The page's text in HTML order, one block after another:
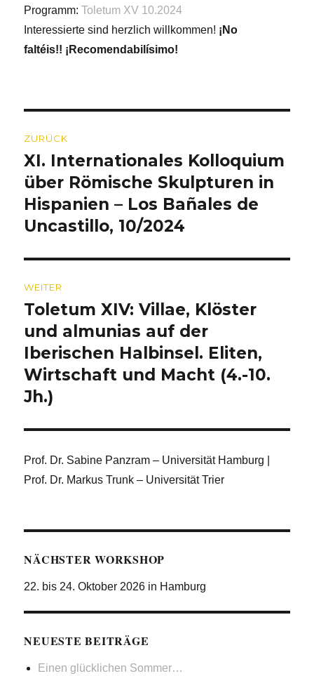
Programm:Toletum XV 10.2024
Interessierte sind herzlich willkommen! ¡No
faltéis!! ¡Recomendabilísimo!
ZURÜCK
Vorheriger
Beitrag:
XI. Internationales Kolloquium
über Römische Skulpturen in
Hispanien – Los Bañales de
Uncastillo, 10/2024
WEITER
Nächster
Beitrag:
Toletum XIV: Villae, Klöster
und almunias auf der
Iberischen Halbinsel. Eliten,
Wirtschaft und Macht (4.-10.
Jh.)
Prof. Dr. Sabine Panzram – Universität Hamburg |
Prof. Dr. Markus Trunk – Universität Trier
NÄCHSTER WORKSHOP
22. bis 24. Oktober 2026 in Hamburg
NEUESTE BEITRÄGE
Einen glücklichen Sommer…